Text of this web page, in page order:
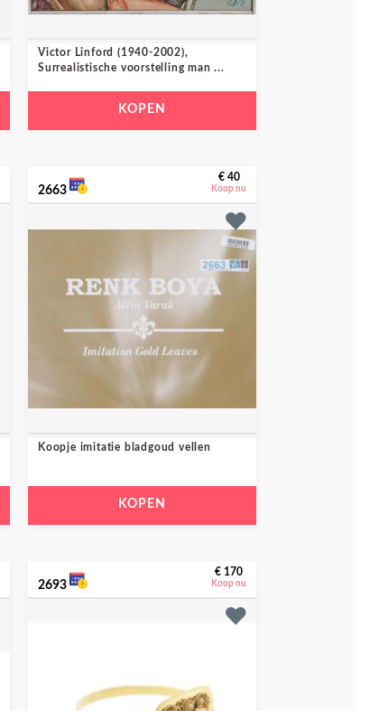
Victor Linford (1940-2002),
Surrealistische voorstelling man ...
KOPEN
2663
€ 40
Koop nu
Koopje imitatie bladgoud vellen
KOPEN
2693
€ 170
Koop nu